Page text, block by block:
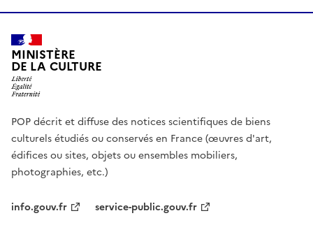
MINISTÈRE
DE LA CULTURE
POP décrit et diffuse des notices scientifiques de biens
culturels étudiés ou conservés en France (œuvres d'art,
édifices ou sites, objets ou ensembles mobiliers,
photographies, etc.)
info.gouv.fr service-public.gouv.fr